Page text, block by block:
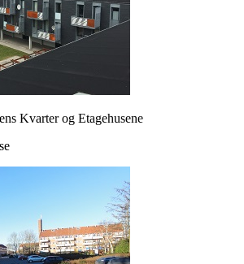
Kvarter og Etagehusene